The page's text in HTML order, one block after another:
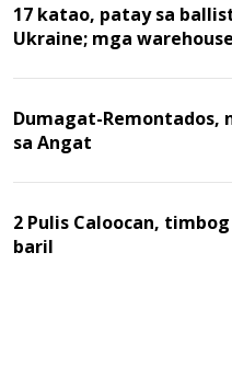
17 katao, patay sa
Ukraine; mga
Dumagat-Remontados,
sa Angat
2 Pulis Caloocan,
baril